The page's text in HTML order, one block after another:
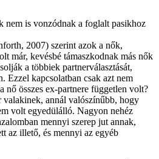
nem is vonzódnak a foglalt pasikhoz
2007) szerint azok a nők,
már, kevésbé támaszkodnak más nők
a többiek partnerválasztását,
Ezzel kapcsolatban csak azt nem
nő összes ex-partnere független volt?
annál valószínűbb, hogy
volt egyedülálló. Nagyon nehéz
mennyi szerep jut annak,
az illető, és mennyi az egyéb